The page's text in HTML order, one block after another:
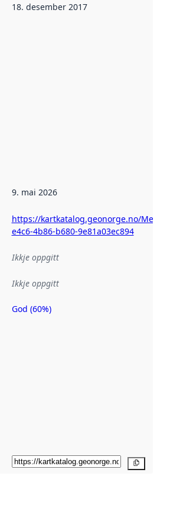
vart
av
18. desember 2017
9. mai 2026
https://kartkatalog.geonorge.no/
e4c6-4b86-b680-9e81a03ec894
Ikkje oppgitt
Ikkje oppgitt
Metadatakvalitet
God (60%)